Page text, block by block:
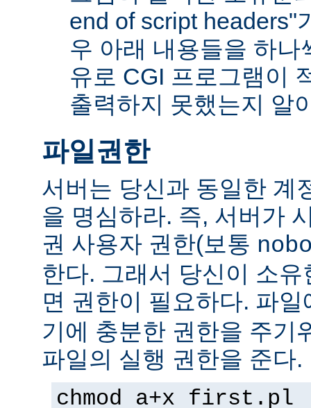
end of script headers"
우 아래 내용들을 하나
유로 CGI 프로그램이
출력하지 못했는지 알
파일권한
서버는 당신과 동일한 계
을 명심하라. 즉, 서버가
권 사용자 권한(보통
한다. 그래서 당신이 소
면 권한이 필요하다. 파
기에 충분한 권한을 주기
파일의 실행 권한을 준다.
chmod a+x first.pl